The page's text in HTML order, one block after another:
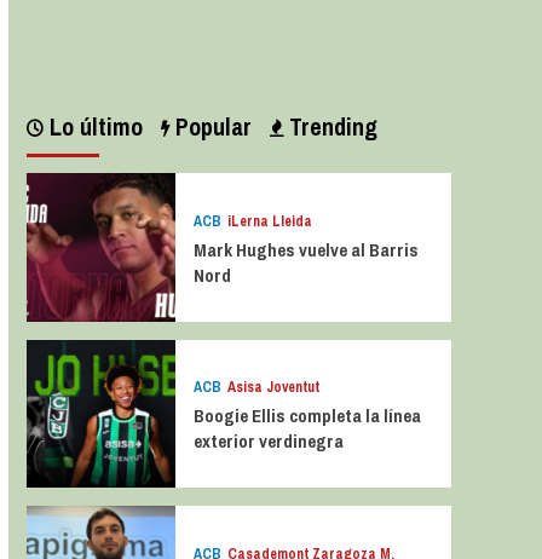
Lo último Popular Trending
ACB iLerna Lleida
Mark Hughes vuelve al Barris
Nord
ACB Asisa Joventut
Boogie Ellis completa la línea
exterior verdinegra
ACB Casademont Zaragoza M.